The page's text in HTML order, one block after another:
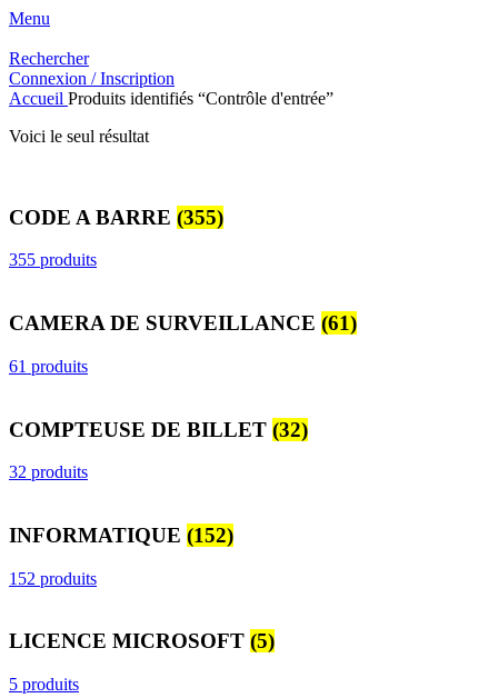
Menu
Rechercher
Connexion / Inscription
Accueil Produits identifiés “Contrôle d'entrée”
Voici le seul résultat
CODE A BARRE (355)
355 produits
CAMERA DE SURVEILLANCE (61)
61 produits
COMPTEUSE DE BILLET (32)
32 produits
INFORMATIQUE (152)
152 produits
LICENCE MICROSOFT (5)
5 produits